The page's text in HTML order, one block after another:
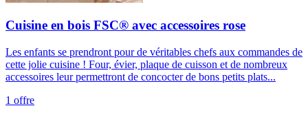
Cuisine en bois FSC® avec accessoires rose
Les enfants se prendront pour de véritables chefs aux commandes de
cette jolie cuisine ! Four, évier, plaque de cuisson et de nombreux
accessoires leur permettront de concocter de bons petits plats...
1 offre